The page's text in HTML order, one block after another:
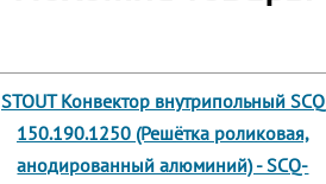
STOUT Конвектор внутрипольный SCQ
150.190.1250 (Решётка роликовая,
анодированный алюминий) - SCQ-